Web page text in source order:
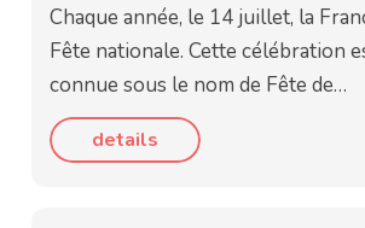
Chaque année, le 14 juillet, la
Fête nationale. Cette célébration
connue sous le nom de Fête de…
details